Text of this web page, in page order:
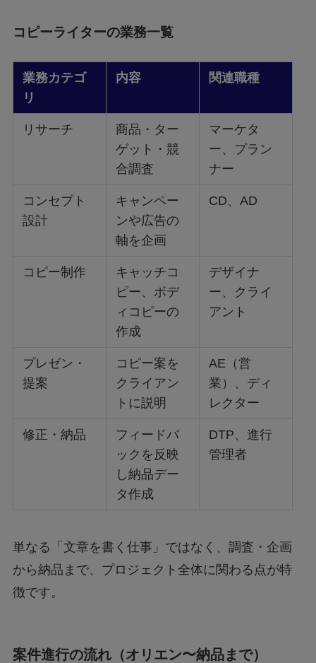
コピーライターの業務一覧
業務カテゴ
リ
内容 関連職種
リサーチ
商品・ター
ゲット・競
合調査
マーケタ
ー、プラン
ナー
コンセプト
設計
キャンペー
ンや広告の
軸を企画
CD、AD
コピー制作
キャッチコ
ピー、ボデ
ィコピーの
作成
デザイナ
ー、クライ
アント
プレゼン・
提案
コピー案を
クライアン
トに説明
AE（営
業）、ディ
レクター
修正・納品
フィードバ
ックを反映
し納品デー
タ作成
DTP、進行
管理者
単なる「文章を書く仕事」ではなく、調査・企画
から納品まで、プロジェクト全体に関わる点が特
徴です。
案件進行の流れ（オリエン〜納品まで）